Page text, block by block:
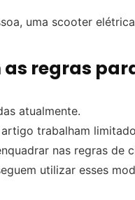
uma scooter
regras
atualmente.
trabalham
nas regras de
utilizar esses